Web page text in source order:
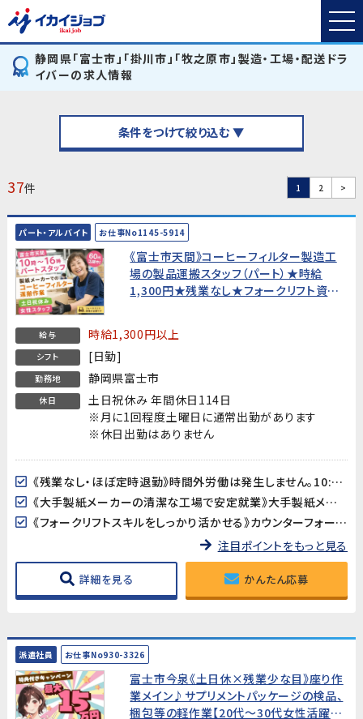
静岡県「富士市」「掛川市」「牧之原市」製造・工場・配送ドラ
イバーの求人情報
条件をつけて絞り込む ▼
37件 1 2 >
パート・アルバイト お仕事No1145-5914
《富士市天間》コーヒーフィルター製造工
場の製品運搬スタッフ（パート）★時給
1,300円★残業なし★フォークリフト資格
給与 時給1,300円以上
シフト [日勤]
勤務地 静岡県富士市
休日
土日祝休み 年間休日114日
※月に1回程度土曜日に通常出勤があります
※休日出勤はありません
《残業なし・ほぼ定時退勤》時間外労働は発生しません。10:00〜16:00のパート勤務でメリハリよく働けます。家庭やプライベートとの両立がしやすい環境です。
《大手製紙メーカーの清潔な工場で安定就業》大手製紙メーカーの工場でのお仕事です。全体空調完備のきれいな環境で、長期的に安定して働けます。
《フォークリフトスキルをしっかり活かせる》カウンターフォークリフトを使った製品運搬がメインの業務です。取り扱う製品は最大10kg程度で、体への負担も少なめです。
注目ポイントをもっと見る
詳細を見る かんたん応募
派遣社員 お仕事No930-3326
富士市今泉《土日休×残業少な目》座り作
業メイン♪サプリメントパッケージの検品、
梱包等の軽作業【20代～30代女性活躍中!